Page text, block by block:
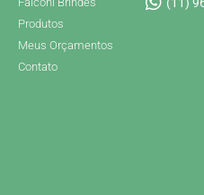
Produtos
Meus Orçamentos
Contato